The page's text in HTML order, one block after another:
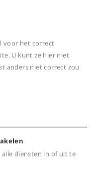
voor het correct
U kunt ze hier niet
anders niet correct zou
alle diensten in of uit te